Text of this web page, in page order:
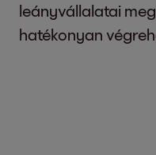
leányvállalatai
hatékonyan